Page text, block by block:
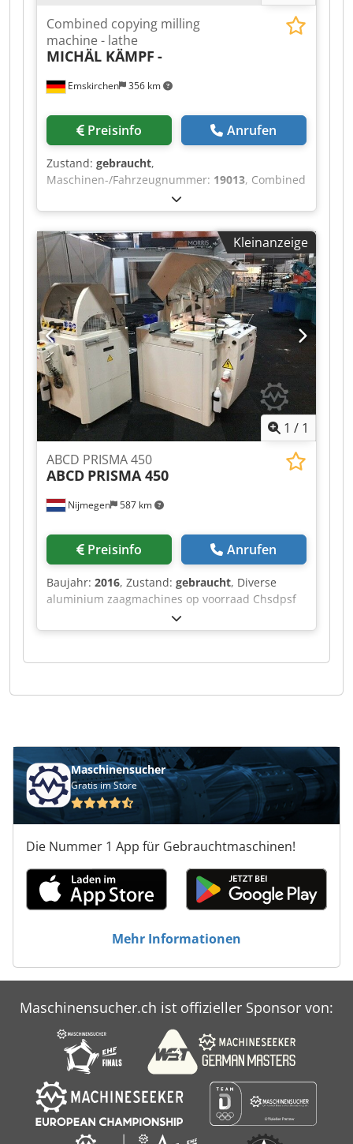
Emskirchen 356 km
Combined copying milling
machine - lathe
MICHÄL KÄMPF -
Preisinfo Anrufen
Zustand: gebraucht,
Maschinen-/Fahrzeugnummer: 19013, Combined
copying milling machine - lathe MICHÄL KÄMPF
Online-Video-Inspection by Skype-Video Csdpjh
Axryofx Alyeha We would be very pleased with
your visit - more machines on Stock Available
Immediately - Can be inspect On Stock
Emskirchen / Nürnberg - Can be test
Kleinanzeige
1 / 1
Nijmegen 587 km
ABCD PRISMA 450
ABCD PRISMA 450
Preisinfo Anrufen
Baujahr: 2016, Zustand: gebraucht, Diverse
aluminium zaagmachines op voorraad Chsdpsf
Maschinensucher
Gratis im Store
Die Nummer 1 App für Gebrauchtmaschinen!
Mehr Informationen
Maschinensucher.ch ist offizieller Sponsor von: